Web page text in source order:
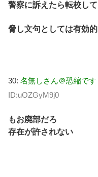
警察に訴えたら転校し
脅し文句としては有効的
30: 名無しさん＠恐縮です
ID:uOZGyM9j0
もお廃部だろ
存在が許されない